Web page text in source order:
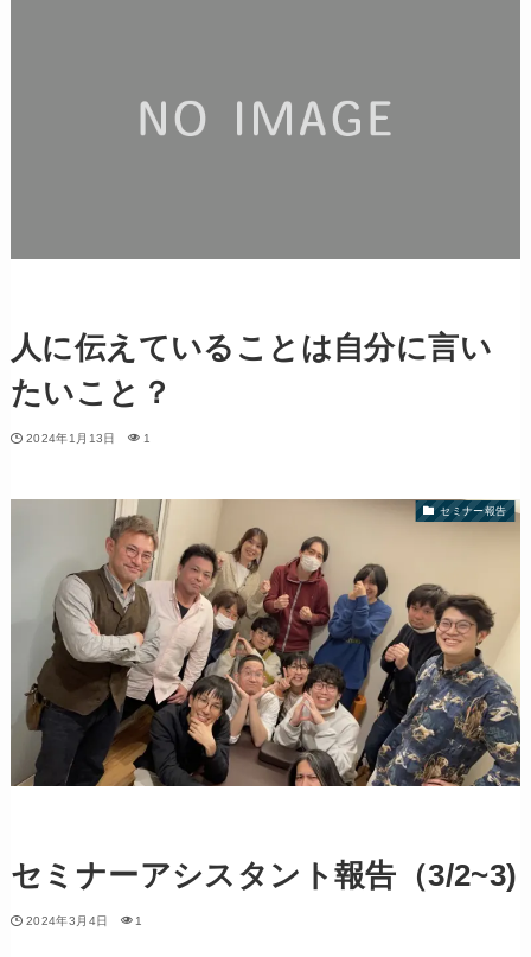
人に伝えていることは自分に言い
たいこと？
2024年1月13日 1
セミナー報告
セミナーアシスタント報告（3/2~3)
2024年3月4日 1